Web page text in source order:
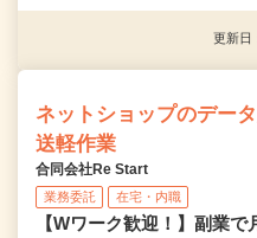
更新日
ネットショップのデー
送軽作業
合同会社Re Start
業務委託 在宅・内職
【Wワーク歓迎！】副業